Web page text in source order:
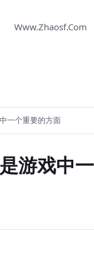
Www.Zhaosf.Com
一个重要的方面
游戏中